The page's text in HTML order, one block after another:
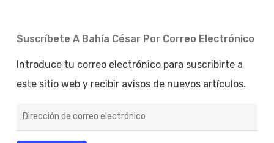
Suscríbete A Bahía César Por Correo Electrónico
Introduce tu correo electrónico para suscribirte a
este sitio web y recibir avisos de nuevos artículos.
de